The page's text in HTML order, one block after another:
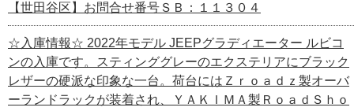
【世田谷区】お問合せ番号ＳＢ：１１３０４
☆入庫情報☆ 2022年モデル JEEPグラディエーター ルビコ
ンの入庫です。スティンググレーのエクステリアにブラック
レザーの硬派な印象な一台。荷台にはＺｒｏａｄｚ製オーバ
ーランドラックが装着され、ＹＡＫＩＭＡ製ＲｏａｄＳｈｏ